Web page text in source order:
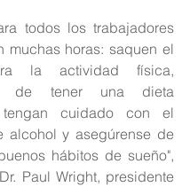
todos los trabajadores
muchas horas: saquen el
la actividad física,
de tener una dieta
tengan cuidado con el
alcohol y asegúrense de
hábitos de sueño",
Paul Wright, presidente